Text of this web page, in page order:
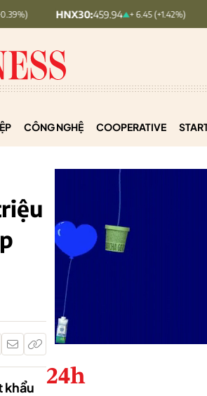
HNX30: 459.94 + 6.45 (+1.42%)
CÔNG NGHỆ COOPERATIVE
khẩu
24h